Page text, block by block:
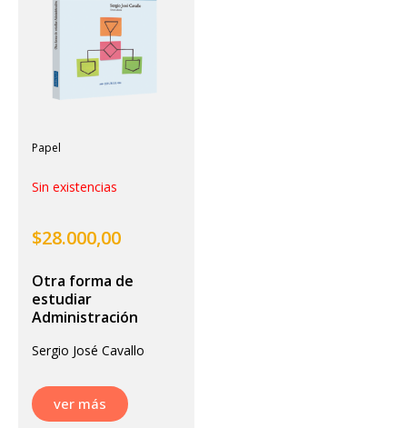
Papel
Sin existencias
$28.000,00
Otra forma de
estudiar
Administración
Sergio José Cavallo
ver más